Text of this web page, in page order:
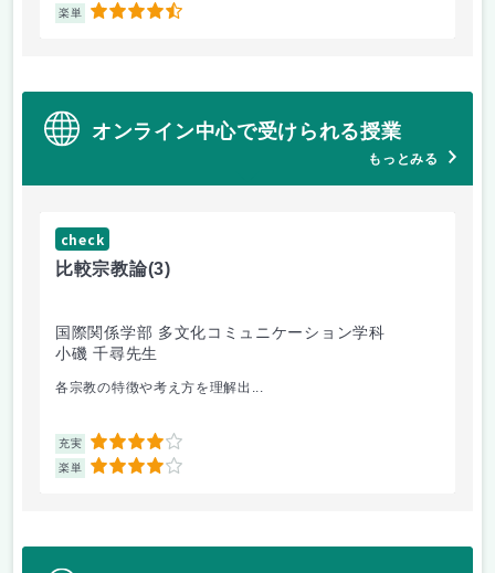
楽単 4.5
オンライン中心で受けられる授業
もっとみる
check
比較宗教論(3)
国際関係学部 多文化コミュニケーション学科
小磯 千尋先生
各宗教の特徴や考え方を理解出...
充実 4
楽単 4